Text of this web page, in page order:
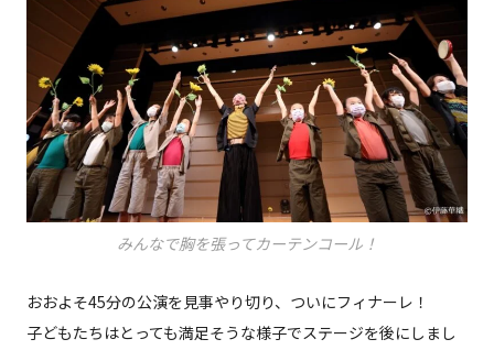
みんなで胸を張ってカーテンコール！
おおよそ45分の公演を見事やり切り、ついにフィナーレ！
子どもたちはとっても満足そうな様子でステージを後にしまし